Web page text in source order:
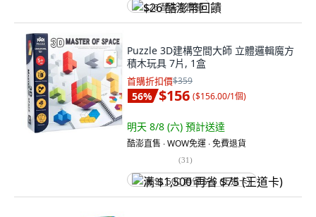
$26 酷澎幣回饋
Puzzle 3D建構空間大師 立體邏輯魔方
積木玩具 7片, 1盒
首購折扣價$359
56% $156 ($156.00/1個)
明天 8/8 (六) 預計送達
酷澎直售 ∙ WOW免運 ∙ 免費退貨
(31)
满 $1,500 再省 $75 (王道卡)